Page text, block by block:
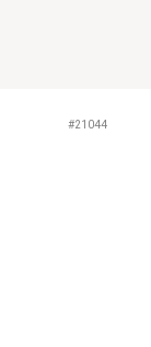
#21044